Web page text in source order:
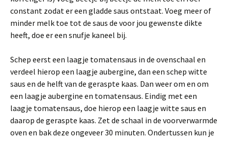
constant zodat er een gladde saus ontstaat. Voeg meer of
minder melk toe tot de saus de voor jou gewenste dikte
heeft, doe er een snufje kaneel bij.
Schep eerst een laagje tomatensaus in de ovenschaal en
verdeel hierop een laagje aubergine, dan een schep witte
saus en de helft van de geraspte kaas. Dan weer om en om
een laagje aubergine en tomatensaus. Eindig met een
laagje tomatensaus, doe hierop een laagje witte saus en
daarop de geraspte kaas. Zet de schaal in de voorverwarmde
oven en bak deze ongeveer 30 minuten. Ondertussen kun je